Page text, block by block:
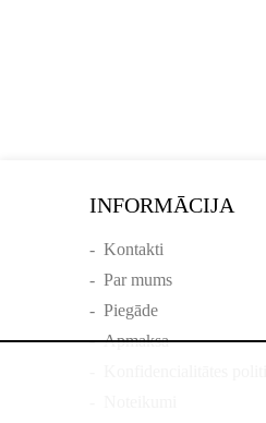
INFORMĀCIJA
- Kontakti
- Par mums
- Piegāde
-Apmaksa